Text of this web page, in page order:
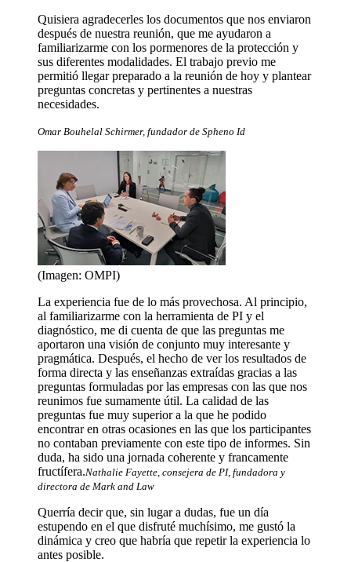
Quisiera agradecerles los documentos que nos enviaron
después de nuestra reunión, que me ayudaron a
familiarizarme con los pormenores de la protección y
sus diferentes modalidades. El trabajo previo me
permitió llegar preparado a la reunión de hoy y plantear
preguntas concretas y pertinentes a nuestras
necesidades.
Omar Bouhelal Schirmer, fundador de Spheno Id
(Imagen: OMPI)
La experiencia fue de lo más provechosa. Al principio,
al familiarizarme con la herramienta de PI y el
diagnóstico, me di cuenta de que las preguntas me
aportaron una visión de conjunto muy interesante y
pragmática. Después, el hecho de ver los resultados de
forma directa y las enseñanzas extraídas gracias a las
preguntas formuladas por las empresas con las que nos
reunimos fue sumamente útil. La calidad de las
preguntas fue muy superior a la que he podido
encontrar en otras ocasiones en las que los participantes
no contaban previamente con este tipo de informes. Sin
duda, ha sido una jornada coherente y francamente
fructífera.Nathalie Fayette, consejera de PI, fundadora y
directora de Mark and Law
Querría decir que, sin lugar a dudas, fue un día
estupendo en el que disfruté muchísimo, me gustó la
dinámica y creo que habría que repetir la experiencia lo
antes posible.